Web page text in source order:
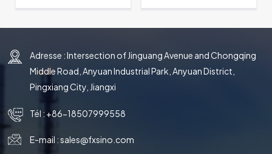
Adresse : Intersection of Jinguang Avenue and Chongqing
Middle Road, Anyuan Industrial Park, Anyuan District,
Pingxiang City, Jiangxi
Tél : +86-18507999558
E-mail :sales@fxsino.com